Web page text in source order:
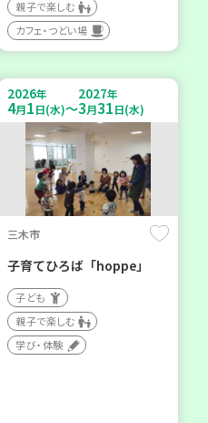
親子で楽しむ
カフェ・つどい場
2026年
4月1日(水)～
2027年
3月31日(水)
三木市
子育てひろば「hoppe」
子ども
親子で楽しむ
学び・体験